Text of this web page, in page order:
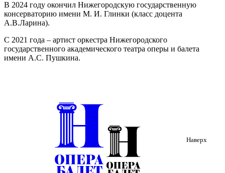
В 2024 году окончил Нижегородскую государственную
консерваторию имени М. И. Глинки (класс доцента
А.В.Ларина).
С 2021 года – артист оркестра Нижегородского
государственного академического театра оперы и балета
имени А.С. Пушкина.
Наверх